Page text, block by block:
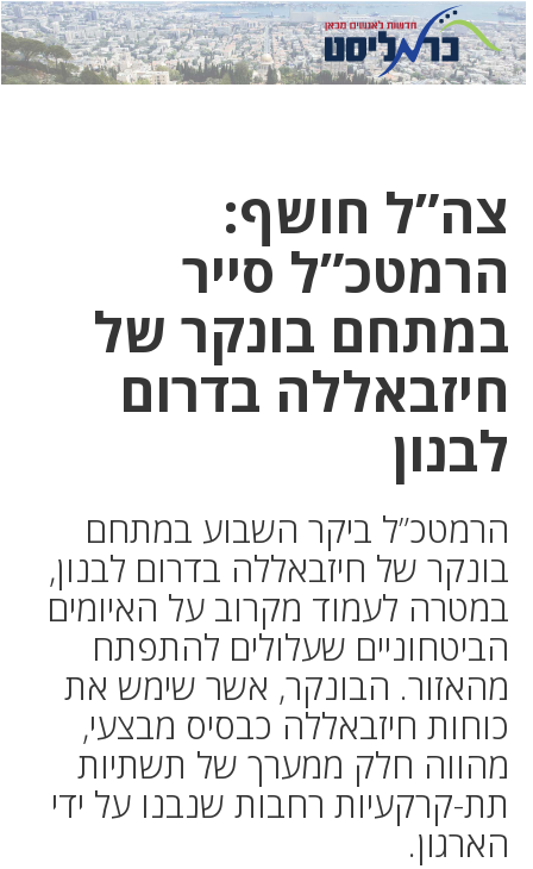
לחץ
כאן
לחץ
כדי
צה”ל חושף:
הרמטכ”ל סייר
במתחם בונקר של
חיזבאללה בדרום
לבנון
הרמטכ”ל ביקר השבוע במתחם
בונקר של חיזבאללה בדרום לבנון,
במטרה לעמוד מקרוב על האיומים
הביטחוניים שעלולים להתפתח
מהאזור. הבונקר, אשר שימש את
כוחות חיזבאללה כבסיס מבצעי,
מהווה חלק ממערך של תשתיות
תת-קרקעיות רחבות שנבנו על ידי
הארגון.